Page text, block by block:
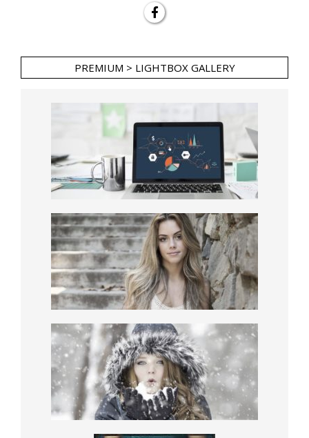
PREMIUM > LIGHTBOX GALLERY